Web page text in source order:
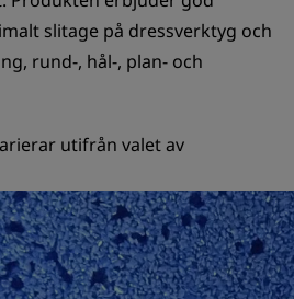
slitage på dressverktyg och
rund-, hål-, plan- och
utifrån valet av